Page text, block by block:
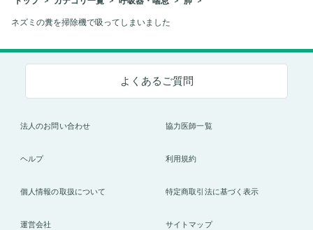
ネズミの糞を掃除機で吸ってしまいました
よくあるご質問
法人のお問い合わせ 協力医師一覧
ヘルプ 利用規約
個人情報の取扱について 特定商取引法に基づく表示
運営会社 サイトマップ